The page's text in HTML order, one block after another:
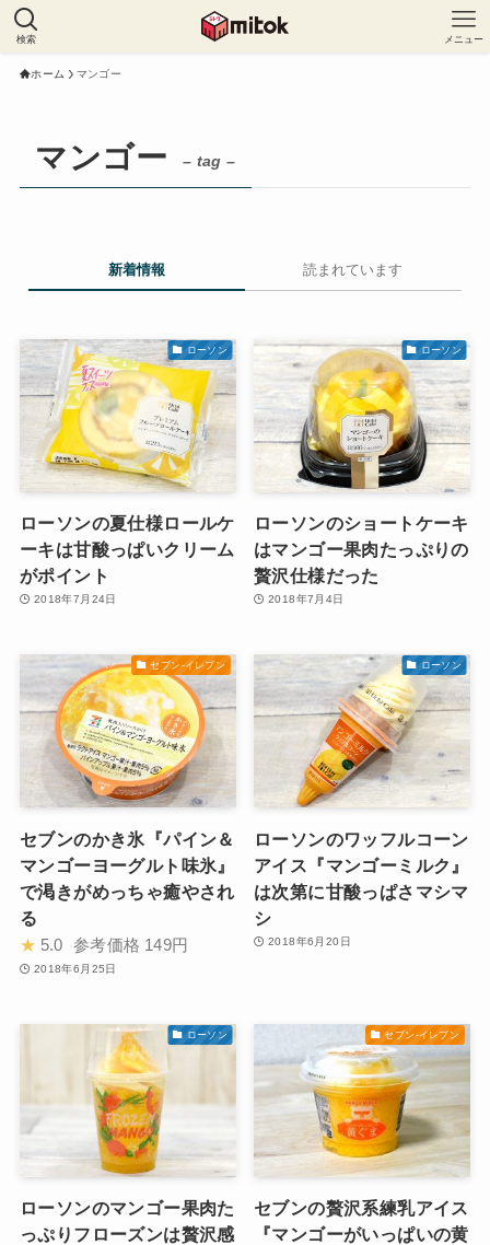
検索 メニュー
ホーム マンゴー
マンゴー – tag –
新着情報 読まれています
ローソン
ローソンの夏仕様ロールケ
ーキは甘酸っぱいクリーム
がポイント
2018年7月24日
ローソン
ローソンのショートケーキ
はマンゴー果肉たっぷりの
贅沢仕様だった
2018年7月4日
セブン-イレブン
セブンのかき氷『パイン＆
マンゴーヨーグルト味氷』
で渇きがめっちゃ癒やされ
る
★ 5.0 参考価格 149円
2018年6月25日
ローソン
ローソンのワッフルコーン
アイス『マンゴーミルク』
は次第に甘酸っぱさマシマ
シ
2018年6月20日
ローソン
ローソンのマンゴー果肉た
っぷりフローズンは贅沢感
セブン-イレブン
セブンの贅沢系練乳アイス
『マンゴーがいっぱいの黄